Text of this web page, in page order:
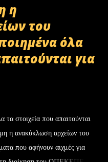
η
του
όλα
για
στοιχεία που απαιτούνται
η ανακύκλωση αρχείων του
που αφήνουν αιχμές για